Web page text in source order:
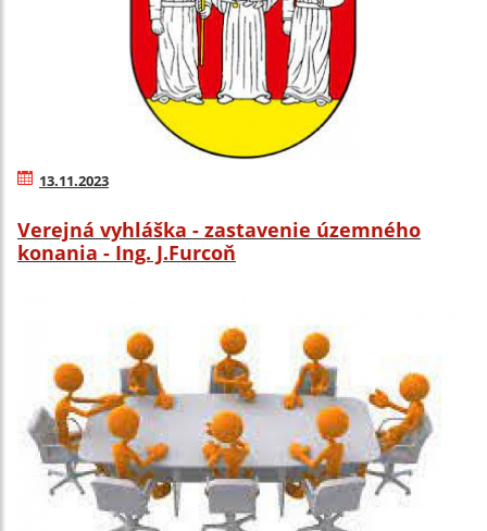
13.11.2023
Verejná vyhláška - zastavenie územného
konania - Ing. J.Furcoň